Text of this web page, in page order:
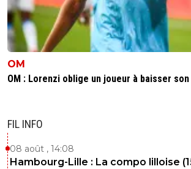
OM
OM : Lorenzi oblige un joueur à baisser
FIL INFO
08 août , 14:08
Hambourg-Lille : La compo lilloise